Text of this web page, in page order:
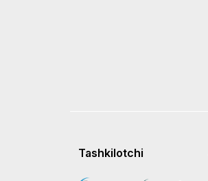
Tashkilotchi